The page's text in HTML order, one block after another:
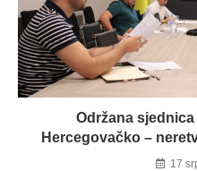
Održana
Hercegovačko –
17